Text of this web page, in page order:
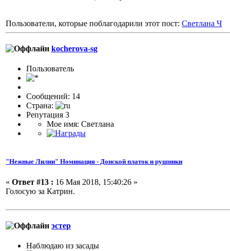
Пользователи, которые поблагодарили этот пост: Светлана Ч
kocherova-sg
Пользоватeль
Сообщений: 14
Страна:
Репутация 3
Мое имя: Светлана
"Нежные Лилии" Номинация - Донской платок и рушники
« Ответ #13 : 16 Мая 2018, 15:40:26 »
Голосую за Катрин.
эстер
Наблюдаю из засады